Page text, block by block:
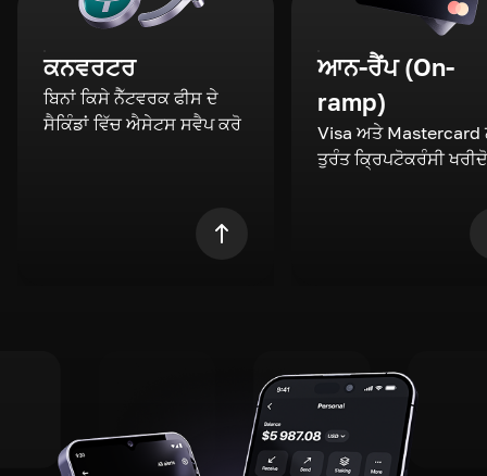
ਕਨਵਰਟਰ
ਬਿਨਾਂ ਕਿਸੇ ਨੈੱਟਵਰਕ ਫੀਸ ਦੇ
ਸੈਕਿੰਡਾਂ ਵਿੱਚ ਐਸੇਟਸ ਸਵੈਪ ਕਰੋ
ਆਨ-ਰੈਂਪ (On-
ramp)
Visa ਅਤੇ Mastercard
ਤੁਰੰਤ ਕ੍ਰਿਪਟੋਕਰੰਸੀ ਖਰੀਦੋ